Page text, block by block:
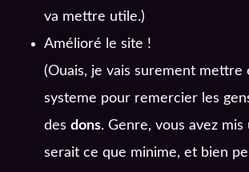
va mettre utile.)
Amélioré le site !
(Ouais, je vais surement mettre
systeme pour remercier les
des dons. Genre, vous avez mis
serait ce que minime, et bien